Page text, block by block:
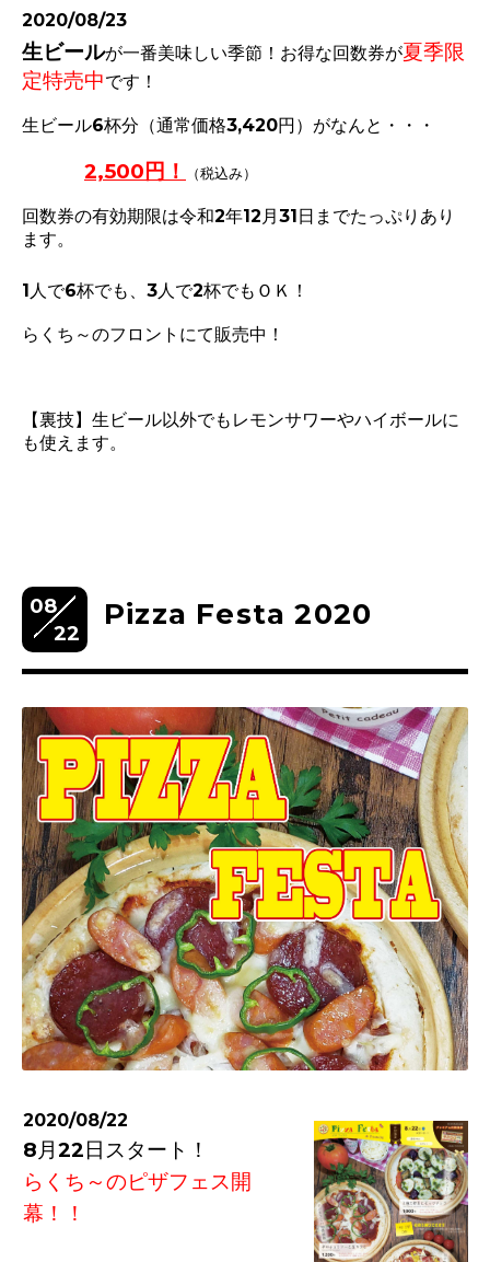
2020/08/23
生ビールが一番美味しい季節！ お得な回数券が夏季限
定特売中です！
生ビール6杯分（通常価格3,420円）がなんと・・・
2,500円！ （税込み）
回数券の有効期限は令和2年12月31日までたっぷりあり
ます。
1人で6杯でも、 3人で2杯でもＯＫ！
らくち～のフロントにて販売中！
【裏技】生ビール以外でもレモンサワーやハイボールに
も使えます。
08
22
Pizza Festa 2020
2020/08/22
8月22日スタート！
らくち～のピザフェス開
幕！！